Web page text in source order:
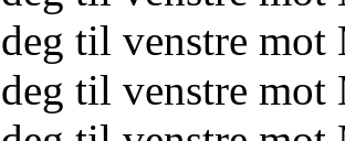
til venstre mot
til venstre mot